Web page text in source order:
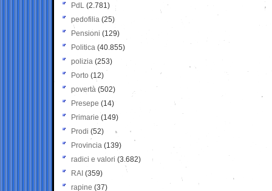
PdL (2.781)
pedofilia (25)
Pensioni (129)
Politica (40.855)
polizia (253)
Porto (12)
povertà (502)
Presepe (14)
Primarie (149)
Prodi (52)
Provincia (139)
radici e valori (3.682)
RAI (359)
rapine (37)